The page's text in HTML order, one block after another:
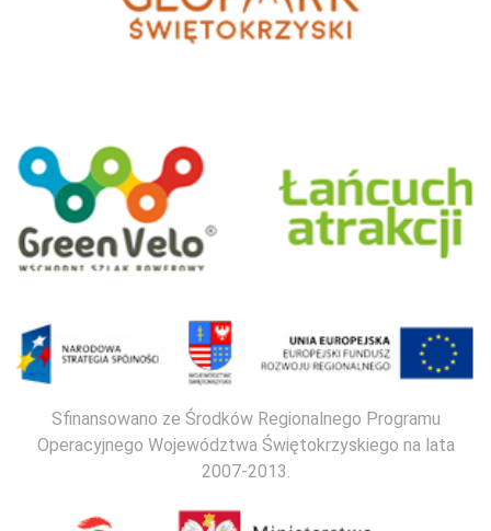
Sfinansowano ze Środków Regionalnego Programu
Operacyjnego Województwa Świętokrzyskiego na lata
2007-2013.